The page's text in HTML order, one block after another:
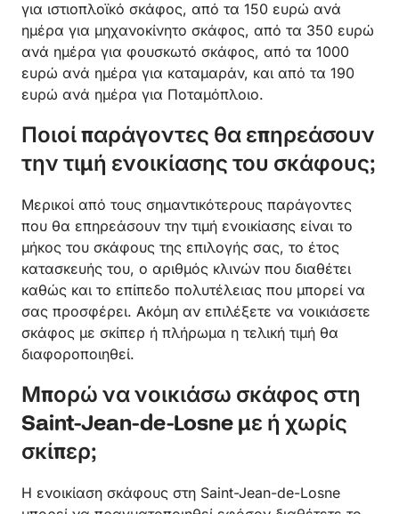
για ιστιοπλοϊκό σκάφος, από τα 150 ευρώ ανά
ημέρα για μηχανοκίνητο σκάφος, από τα 350 ευρώ
ανά ημέρα για φουσκωτό σκάφος, από τα 1000
ευρώ ανά ημέρα για καταμαράν, και από τα 190
ευρώ ανά ημέρα για Ποταμόπλοιο.
Ποιοί παράγοντες θα επηρεάσουν
την τιμή ενοικίασης του σκάφους;
Μερικοί από τους σημαντικότερους παράγοντες
που θα επηρεάσουν την τιμή ενοικίασης είναι το
μήκος του σκάφους της επιλογής σας, το έτος
κατασκευής του, ο αριθμός κλινών που διαθέτει
καθώς και το επίπεδο πολυτέλειας που μπορεί να
σας προσφέρει. Ακόμη αν επιλέξετε να νοικιάσετε
σκάφος με σκίπερ ή πλήρωμα η τελική τιμή θα
διαφοροποιηθεί.
Μπορώ να νοικιάσω σκάφος στη
Saint-Jean-de-Losne με ή χωρίς
σκίπερ;
Η ενοικίαση σκάφους στη Saint-Jean-de-Losne